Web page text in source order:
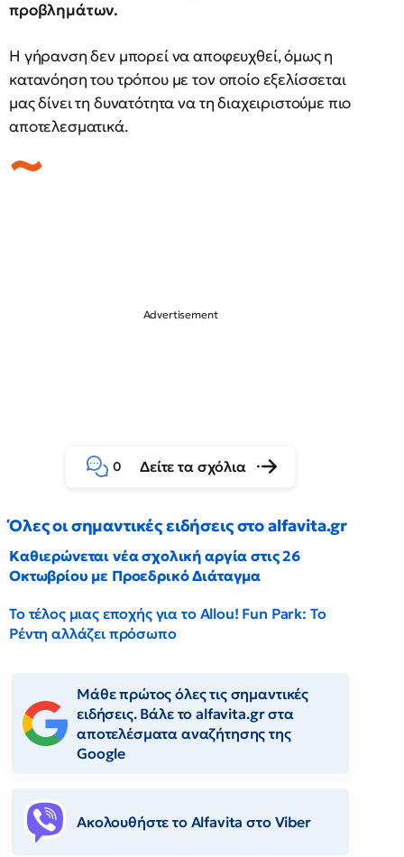
προβλημάτων.
Η γήρανση δεν μπορεί να αποφευχθεί, όμως η
κατανόηση του τρόπου με τον οποίο εξελίσσεται
μας δίνει τη δυνατότητα να τη διαχειριστούμε πιο
αποτελεσματικά.
0 Δείτε τα σχόλια
Όλες οι σημαντικές ειδήσεις στο alfavita.gr
Καθιερώνεται νέα σχολική αργία στις 26
Οκτωβρίου με Προεδρικό Διάταγμα
Το τέλος μιας εποχής για το Allou! Fun Park: Το
Ρέντη αλλάζει πρόσωπο
Μάθε πρώτος όλες τις σημαντικές
ειδήσεις. Βάλε το alfavita.gr στα
αποτελέσματα αναζήτησης της
Google
Ακολουθήστε το Αlfavita στο Viber